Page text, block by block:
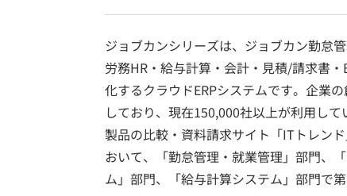
ジョブカンシリーズは、ジョブカン勤怠
労務HR・給与計算・会計・見積/請求書
化するクラウドERPシステムです。企業
しており、現在150,000社以上が利用し
製品の比較・資料請求サイト「ITトレン
おいて、「勤怠管理・就業管理」部門、
ム」部門、「給与計算システム」部門で